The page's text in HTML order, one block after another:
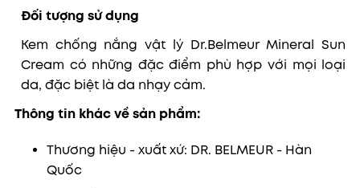
Đối tượng sử dụng
Kem chống nắng vật lý Dr.Belmeur Mineral Sun
Cream có những đặc điểm phù hợp với mọi loại
da, đặc biệt là da nhạy cảm.
Thông tin khác về sản phẩm:
Thương hiệu - xuất xứ: DR. BELMEUR - Hàn
Quốc